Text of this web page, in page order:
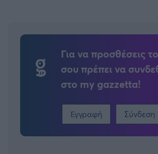
Για να προσθέσεις
σου πρέπει να
στο my gazzetta!
Εγγραφή Σύνδεση